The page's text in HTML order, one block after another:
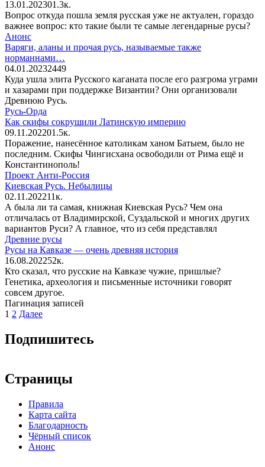
13.01.202301.3к.
Вопрос откуда пошла земля русская уже не актуален, гораздо
важнее вопрос: кто такие были те самые легендарные русы?
Анонс
Варяги, аланы и прочая русь, называемые также
норманнами…
04.01.20232449
Куда ушла элита Русского каганата после его разгрома уграми
и хазарами при поддержке Византии? Они организовали
Древнюю Русь.
Русь-Орда
Как скифы сокрушили Латинскую империю
09.11.202201.5к.
Поражение, нанесённое католикам ханом Батыем, было не
последним. Скифы Чингисхана освободили от Рима ещё и
Константинополь!
Проект Анти-Россия
Киевская Русь. Небылицы
02.11.202211к.
А была ли та самая, книжная Киевская Русь? Чем она
отличалась от Владимирской, Суздальской и многих других
вариантов Руси? А главное, что из себя представлял
Древние русы
Русы на Кавказе — очень древняя история
16.08.202252к.
Кто сказал, что русские на Кавказе чужие, пришлые?
Генетика, археология и письменные источники говорят
совсем другое.
Пагинация записей
1 2 Далее
Подпишитесь
Страницы
Правила
Карта сайта
Благодарность
Чёрный список
Анонс